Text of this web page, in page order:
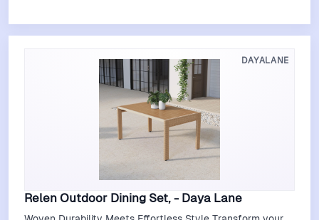
DAYALANE
Relen Outdoor Dining Set, - Daya Lane